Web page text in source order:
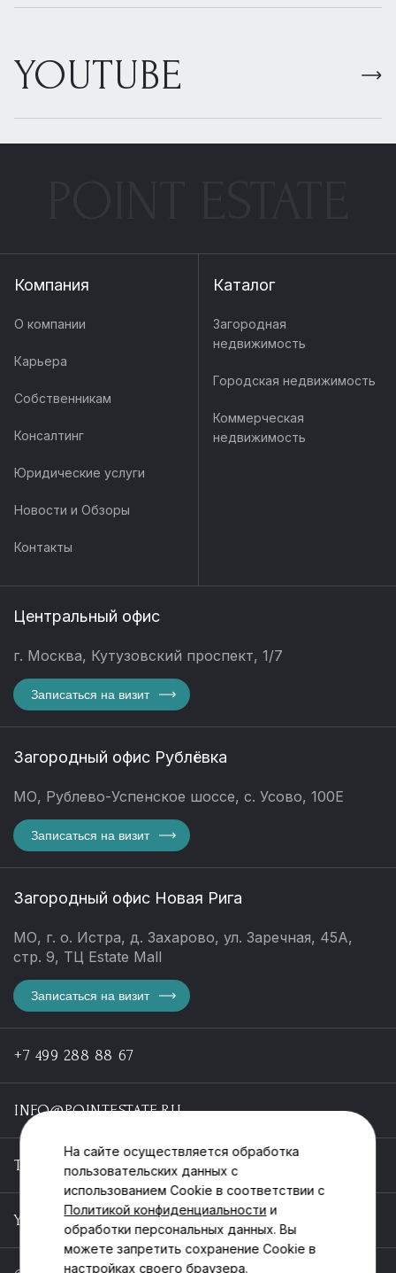
YOUTUBE
Компания
О компании
Карьера
Собственникам
Консалтинг
Юридические услуги
Новости и Обзоры
Контакты
Каталог
Загородная
недвижимость
Городская недвижимость
Коммерческая
недвижимость
Центральный офис
г. Москва, Кутузовский проспект, 1/7
Записаться на визит
Загородный офис Рублёвка
МО, Рублево-Успенское шоссе, с. Усово, 100Е
Записаться на визит
Загородный офис Новая Рига
МО, г. о. Истра, д. Захарово, ул. Заречная, 45А,
стр. 9, ТЦ Estate Mall
Записаться на визит
+7 499 288 88 67
INFO@POINTESTATE.RU
TELEGRAM
YOUTUBE
На сайте осуществляется обработка
пользовательских данных с
использованием Cookie в соответствии с
Политикой конфиденциальности и
обработки персональных данных. Вы
можете запретить сохранение Cookie в
настройках своего браузера.